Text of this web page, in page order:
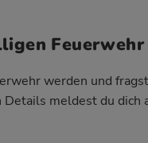
Feuerwehr
werden und
meldest du